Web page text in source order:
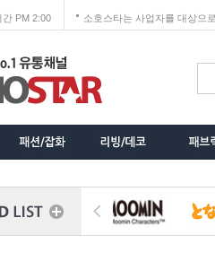
PM 2:00 소호스타는 사업자를 대상으